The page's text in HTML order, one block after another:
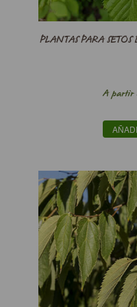
PLANTAS PARA SETOS
A partir